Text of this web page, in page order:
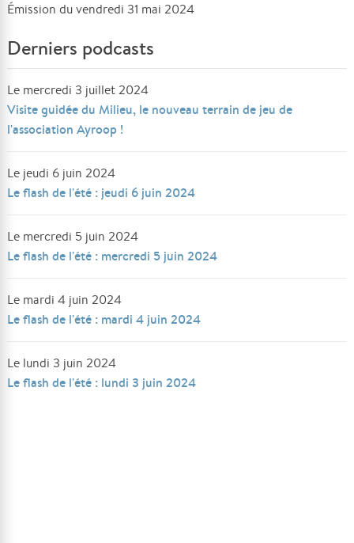
Émission du vendredi 31 mai 2024
Derniers podcasts
Le mercredi 3 juillet 2024
Visite guidée du Milieu, le nouveau terrain de jeu de
l'association Ayroop !
Le jeudi 6 juin 2024
Le flash de l'été : jeudi 6 juin 2024
Le mercredi 5 juin 2024
Le flash de l'été : mercredi 5 juin 2024
Le mardi 4 juin 2024
Le flash de l'été : mardi 4 juin 2024
Le lundi 3 juin 2024
Le flash de l'été : lundi 3 juin 2024